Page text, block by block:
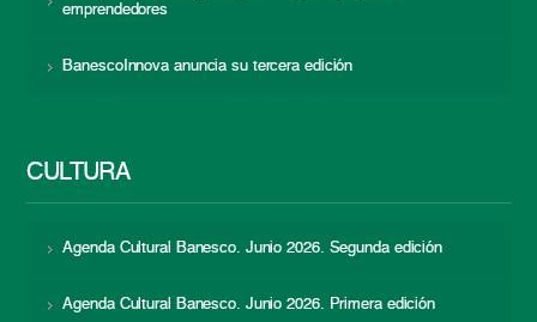
emprendedores
BanescoInnova anuncia su tercera edición
CULTURA
Agenda Cultural Banesco. Junio 2026. Segunda edición
Agenda Cultural Banesco. Junio 2026. Primera edición